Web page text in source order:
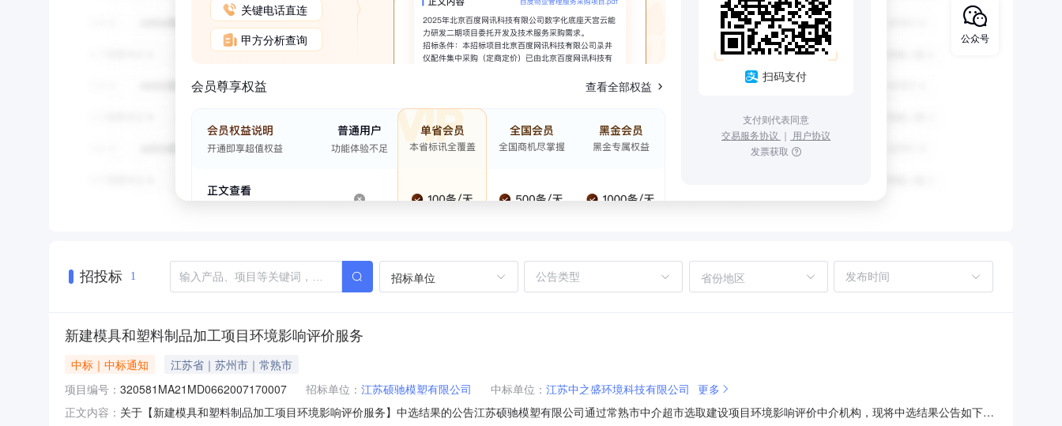
关键电话直连
甲方分析查询
会员尊享权益 查看全部权益
扫码支付
支付则代表同意
交易服务协议 ｜ 用户协议
发票获取
招投标 1 招标单位 省份地区
新建模具和塑料制品加工项目环境影响评价服务
中标｜中标通知
江苏省｜苏州市｜常熟市
项目编号： 320581MA21MD0662007170007 招标单位： 江苏硕驰模塑有限公司 中标单位： 江苏中之盛环境科技有限公司 更多
正文内容： 关于【新建模具和塑料制品加工项目环境影响评价服务】中选结果的公告江苏硕驰模塑有限公司通过常熟市中介超市选取建设项目环境影响评价中介机构，现将中选结果公告如下：
公众号